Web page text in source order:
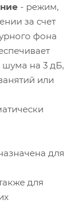
- режим,
за счет
фона
шума на 3 дБ,
или
для
для